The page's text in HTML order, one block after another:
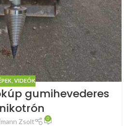
VIDEÓK
gumihevederes
Zsolt 0